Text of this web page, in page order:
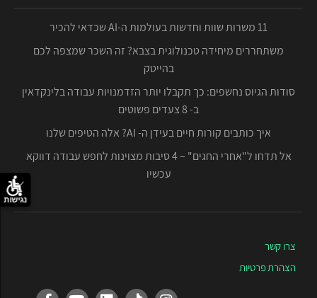
11 משרות שוות וחדשות בעולמות ה-AI שכדאי להכיר
משתחררים מיחידה טכנולוגית בצבא? זה השכר שמצפה לכם
בהייטק
סודות הגיוס נחשפים: כך תקבלו יותר הזדמנויות עבודה בלינקדאין
ב- 8 צעדים פשוטים
איך כותבים קורות חיים בעידן ה- AI? אלה הטיפים שלנו
אל תדחו ל"אחרי החגים" – 4 סיבות מצוינות לחפש עבודה דווקא
עכשיו
צרו קשר
הצהרת פרטיות
נגישות